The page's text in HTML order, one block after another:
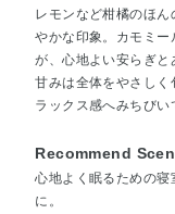
レモンなど柑橘のほ
やかな印象。カモミー
が、心地よい安らぎ
甘みは全体をやさしく
ラックス感へみちびい
Recommend
心地よく眠るための
に。